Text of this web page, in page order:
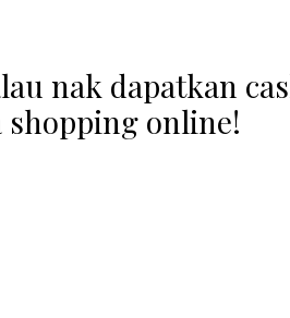
nak dapatkan
shopping online!